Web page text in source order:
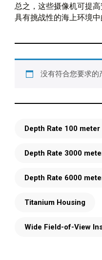
总之，这些摄像机可提
具有挑战性的海上环境
没有符合您要求的
Depth Rate 100 meter
Depth Rate 3000
Depth Rate 6000
Titanium Housing
Wide Field-of-View